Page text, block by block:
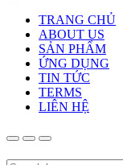
TRANG CHỦ
ABOUT US
SẢN PHẨM
ỨNG DỤNG
TIN TỨC
TERMS
LIÊN HỆ